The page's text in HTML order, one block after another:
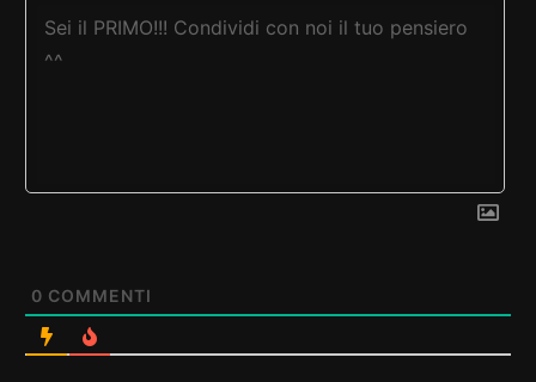
0 COMMENTI